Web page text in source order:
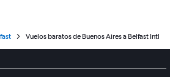
Vuelos baratos de Buenos Aires a Belfast Intl